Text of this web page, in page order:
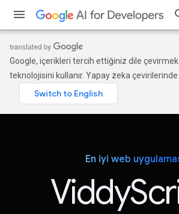
Google, içerikleri tercih ettiğiniz dile
teknolojisini kullanır. Yapay zeka
En iyi web